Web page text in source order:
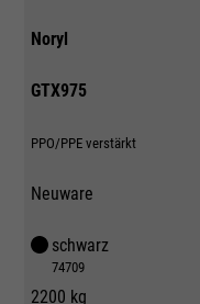
Noryl
GTX975
PPO/PPE verstärkt
Neuware
schwarz
74709
2200 kg